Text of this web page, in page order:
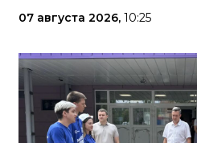
07 августа 2026, 10:25